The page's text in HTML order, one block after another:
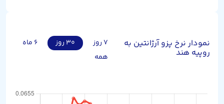
نمودار نرخ پزو آرژانتین به
روپیه هند
۷ روز ۳۰ روز
۶ ماه
همه